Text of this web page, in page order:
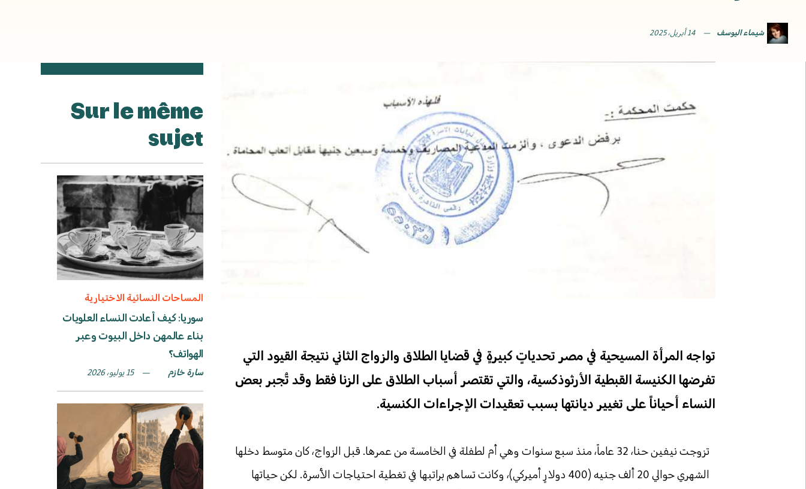
شيماء اليوسف 14 أبريل، 2025
تواجه المرأة المسيحية في مصر تحدياتٍ كبيرةٍ في قضايا الطلاق والزواج الثاني نتيجة القيود التي
تفرضها الكنيسة القبطية الأرثوذكسية، والتي تقتصر أسباب الطلاق على الزنا فقط وقد تُجبر بعض
النساء أحياناً على تغيير ديانتها بسبب تعقيدات الإجراءات الكنسية.
تزوجت نيفين حنا، 32 عاماً، منذ سبع سنوات وهي أم لطفلة في الخامسة من عمرها. قبل الزواج، كان متوسط دخلها
الشهري حوالي 20 ألف جنيه (400 دولارٍ أميركي)، وكانت تساهم براتبها في تغطية احتياجات الأسرة. لكن حياتها
Sur le même
sujet
المساحات النسائية الاختيارية
سوريا: كيف أعادت النساء العلويات
بناء عالمهن داخل البيوت وعبر
الهواتف؟
سارة خازم 15 يوليو، 2026